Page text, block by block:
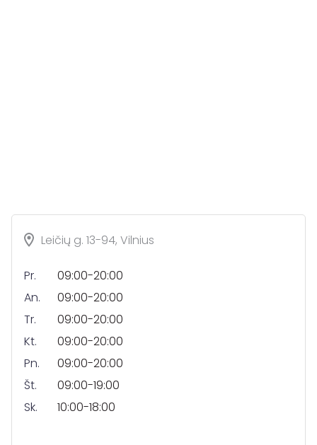
Leičių g. 13-94, Vilnius
Pr.
09:00-20:00
An.
09:00-20:00
Tr.
09:00-20:00
Kt.
09:00-20:00
Pn.
09:00-20:00
Št.
09:00-19:00
Sk.
10:00-18:00